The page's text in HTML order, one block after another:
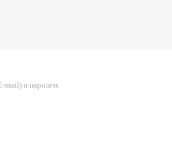
mail) и паролем.